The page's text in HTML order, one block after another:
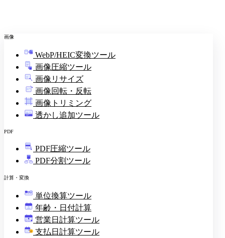
画像
WebP/HEIC変換ツール
画像圧縮ツール
画像リサイズ
画像回転・反転
画像トリミング
透かし追加ツール
PDF
PDF圧縮ツール
PDF分割ツール
計算・変換
単位換算ツール
年齢・日付計算
営業日計算ツール
¥ 支払日計算ツール